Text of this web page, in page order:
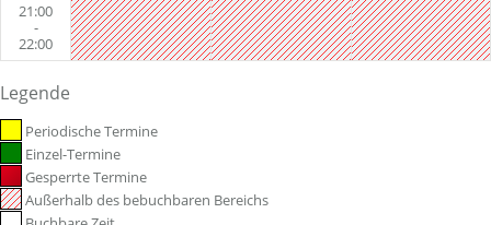
21:00
-
22:00
Legende
Periodische Termine
Einzel-Termine
Gesperrte Termine
Außerhalb des bebuchbaren Bereichs